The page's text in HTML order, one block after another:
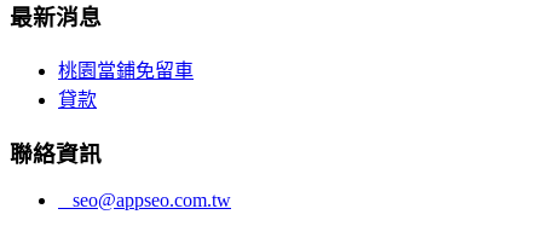
最新消息
桃園當鋪免留車
貸款
聯絡資訊
seo@appseo.com.tw